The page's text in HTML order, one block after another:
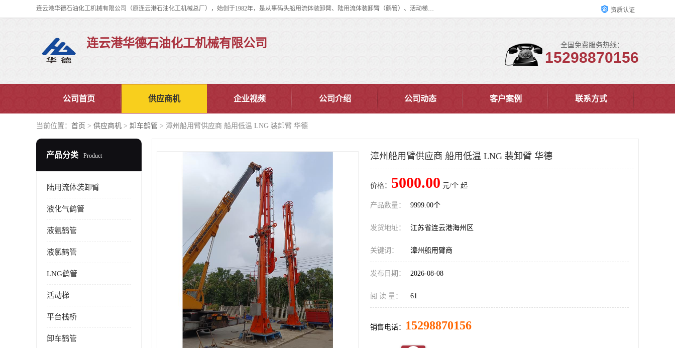
连云港华德石油化工机械有限公司（原连云港石油化工机械总厂），始创于1982年，是从事码头船用流体装卸臂、陆用流体装卸臂（鹤管）、活动梯、钢构平台、定量装车系统等全系列流体装卸设备的设计、制造、销售以及服务的专业供应商。 资质认证
连云港华德石油化工机械有限公司 全国免费服务热线：
15298870156
公司首页 供应商机 企业视频 公司介绍 公司动态 客户案例 联系方式
当前位置： 首页 > 供应商机 > 卸车鹤管 > 漳州船用臂供应商 船用低温 LNG 装卸臂 华德
产品分类 Product
陆用流体装卸臂
液化气鹤管
液氨鹤管
液氯鹤管
LNG鹤管
活动梯
平台栈桥
卸车鹤管
漳州船用臂供应商 船用低温 LNG 装卸臂 华德
价格： 5000.00 元/个 起
产品数量： 9999.00个
发货地址： 江苏省连云港海州区
关键词： 漳州船用臂商
发布日期： 2026-08-08
阅 读 量： 61
销售电话： 15298870156